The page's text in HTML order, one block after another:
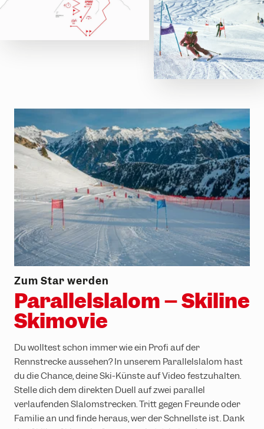
Zum Star werden
Parallelslalom – Skiline
Skimovie
Du wolltest schon immer wie ein Profi auf der
Rennstrecke aussehen? In unserem Parallelslalom hast
du die Chance, deine Ski-Künste auf Video festzuhalten.
Stelle dich dem direkten Duell auf zwei parallel
verlaufenden Slalomstrecken. Tritt gegen Freunde oder
Familie an und finde heraus, wer der Schnellste ist. Dank